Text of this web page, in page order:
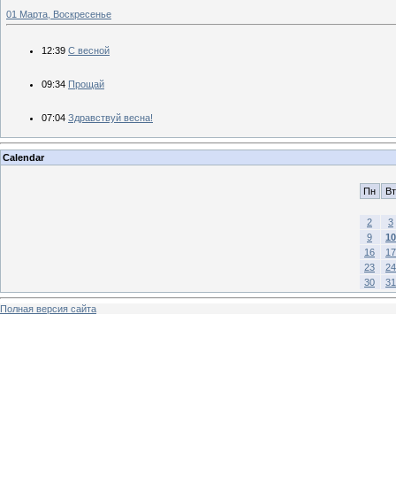
01 Марта, Воскресенье
12:39 С весной
09:34 Прощай
07:04 Здравствуй весна!
Calendar
Пн Вт
2
3
9
10
16
17
23
24
30
31
Полная версия сайта